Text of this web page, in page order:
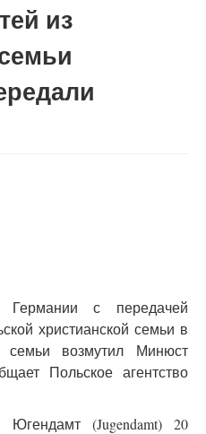
из
с передачей
христианской семьи в
семьи возмутил Минюст
Польское агентство
(Jugendamt) 20